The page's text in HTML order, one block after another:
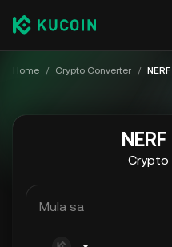
Home / Crypto Converter /
Crypto
Mula sa